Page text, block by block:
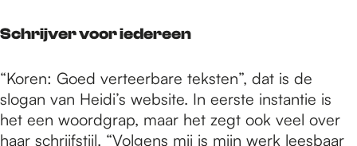
Schrijver voor iedereen
“Koren: Goed verteerbare teksten”, dat is de
slogan van Heidi’s website. In eerste instantie is
het een woordgrap, maar het zegt ook veel over
haar schrijfstijl. “Volgens mij is mijn werk leesbaar